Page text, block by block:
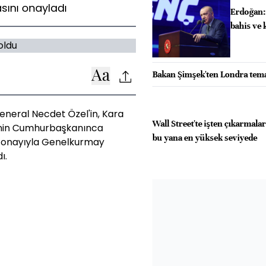
onayladı
Necdet Özel'in, Kara
Cumhurbaşkanınca
Genelkurmay
bahis ve
Bakan Şimşek'ten Londra
Wall Street'te işten
bu yana en yüksek seviyede